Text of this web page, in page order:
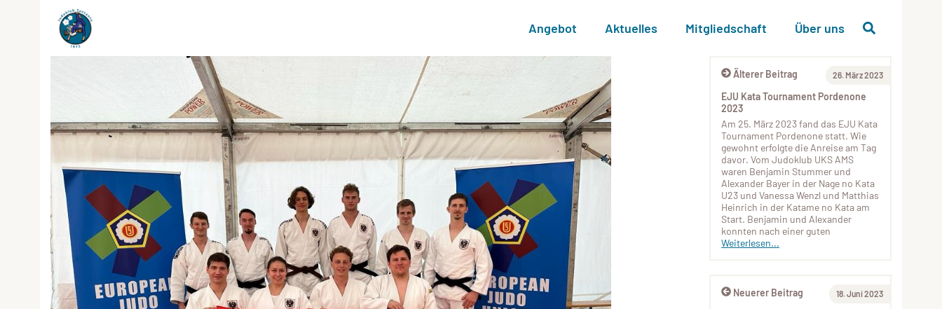
Angebot Aktuelles Mitgliedschaft Über uns
Älterer Beitrag 26. März 2023
EJU Kata Tournament Pordenone
2023
Am 25. März 2023 fand das EJU Kata
Tournament Pordenone statt. Wie
gewohnt erfolgte die Anreise am Tag
davor. Vom Judoklub UKS AMS
waren Benjamin Stummer und
Alexander Bayer in der Nage no Kata
U23 und Vanessa Wenzl und Matthias
Heinrich in der Katame no Kata am
Start. Benjamin und Alexander
konnten nach einer guten
Weiterlesen...
Neuerer Beitrag 18. Juni 2023